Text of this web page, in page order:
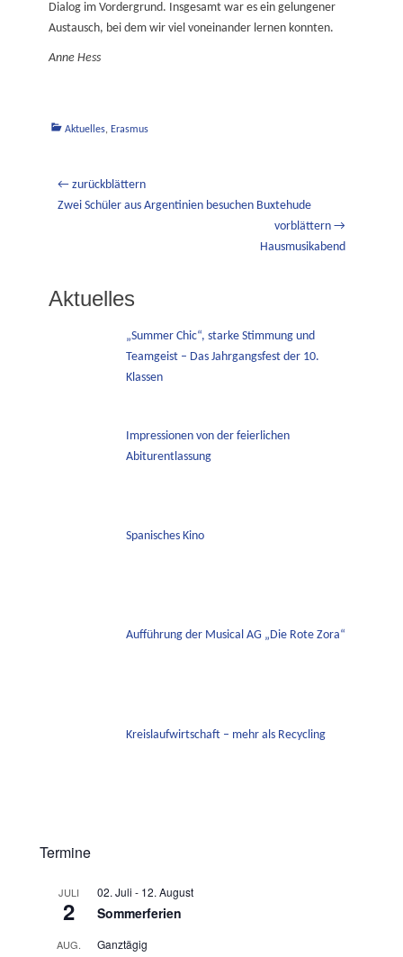
Dialog im Vordergrund. Insgesamt war es ein gelungener
Austausch, bei dem wir viel voneinander lernen konnten.
Anne Hess
Kategorien
Aktuelles, Erasmus
Beitragsnavigation
← zurückblättern
Vorheriger
Zwei Schüler aus Argentinien besuchen Buxtehude
vorblättern →
Hausmusikabend
Aktuelles
„Summer Chic“, starke Stimmung und
Teamgeist – Das Jahrgangsfest der 10.
Klassen
Impressionen von der feierlichen
Abiturentlassung
Spanisches Kino
Aufführung der Musical AG „Die Rote Zora“
Kreislaufwirtschaft – mehr als Recycling
Termine
JULI
2
02. Juli - 12. August
Sommerferien
AUG. Ganztägig